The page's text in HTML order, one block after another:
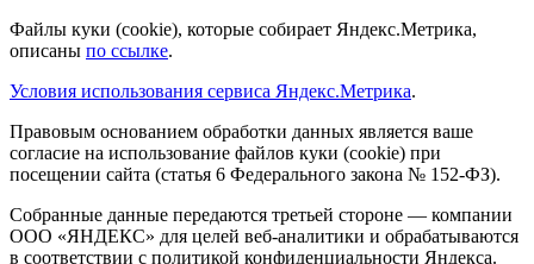
Файлы куки (cookie), которые собирает Яндекс.Метрика,
описаны по ссылке.
Условия использования сервиса Яндекс.Метрика.
Правовым основанием обработки данных является ваше
согласие на использование файлов куки (cookie) при
посещении сайта (статья 6 Федерального закона № 152-ФЗ).
Собранные данные передаются третьей стороне — компании
ООО «ЯНДЕКС» для целей веб-аналитики и обрабатываются
в соответствии с политикой конфиденциальности Яндекса.